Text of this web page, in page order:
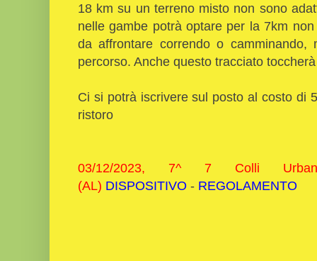
18 km su un terreno misto non sono
nelle gambe potrà optare per la 7km
da affrontare correndo o
percorso. Anche questo tracciato
Ci si potrà iscrivere sul posto al costo di
ristoro
03/12/2023, 7^ 7 Colli
(AL) DISPOSITIVO - REGOLAMENTO